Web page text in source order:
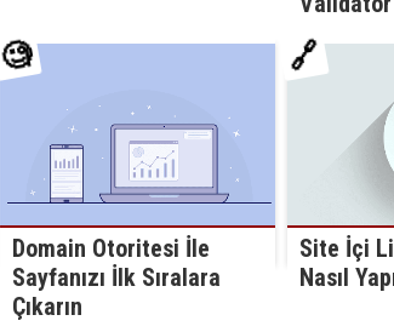
🧐
Domain Otoritesi İle
Sayfanızı İlk Sıralara
Çıkarın
🔗
Site İçi
Nasıl